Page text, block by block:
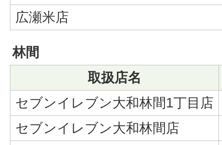
広瀬米店
林間
取扱店名
セブンイレブン大和林間1丁目店
セブンイレブン大和林間店